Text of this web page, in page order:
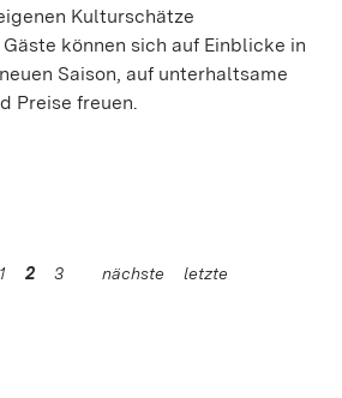
Kulturschätze
können sich auf Einblicke in
Saison, auf unterhaltsame
Preise freuen.
1 2 3 nächste letzte